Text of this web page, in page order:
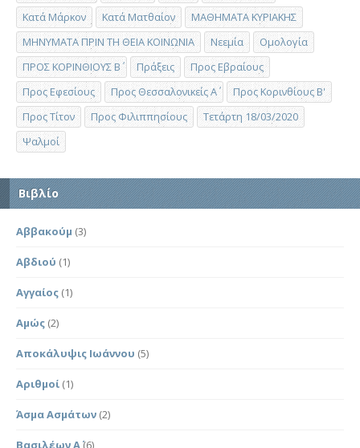
Κατά Μάρκον
Κατά Ματθαίον
ΜΑΘΗΜΑΤΑ ΚΥΡΙΑΚΗΣ
ΜΗΝΥΜΑΤΑ ΠΡΙΝ ΤΗ ΘΕΙΑ ΚΟΙΝΩΝΙΑ
Νεεμία
Ομολογία
ΠΡΟΣ ΚΟΡΙΝΘΙΟΥΣ Β΄
Πράξεις
Προς Εβραίους
Προς Εφεσίους
Προς Θεσσαλονικείς Α΄
Προς Κορινθίους Β'
Προς Τίτον
Προς Φιλιππησίους
Τετάρτη 18/03/2020
Ψαλμοί
Βιβλίο
Αββακούμ (3)
Αβδιού (1)
Αγγαίος (1)
Αμώς (2)
Αποκάλυψις Ιωάννου (5)
Αριθμοί (1)
Άσμα Ασμάτων (2)
Βασιλέων Α΄(6)